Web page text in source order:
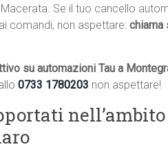
Se il tuo cancello
comandi, non aspettare: chiama
su automazioni Tau a
0733 1780203 non aspettare!